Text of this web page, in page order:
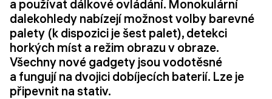
a používat dálkové ovládání. Monokulární
dalekohledy nabízejí možnost volby barevné
palety (k dispozici je šest palet), detekci
horkých míst a režim obrazu v obraze.
Všechny nové gadgety jsou vodotěsné
a fungují na dvojici dobíjecích baterií. Lze je
připevnit na stativ.